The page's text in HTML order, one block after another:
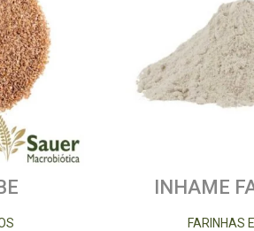
INHAME
FARINHAS